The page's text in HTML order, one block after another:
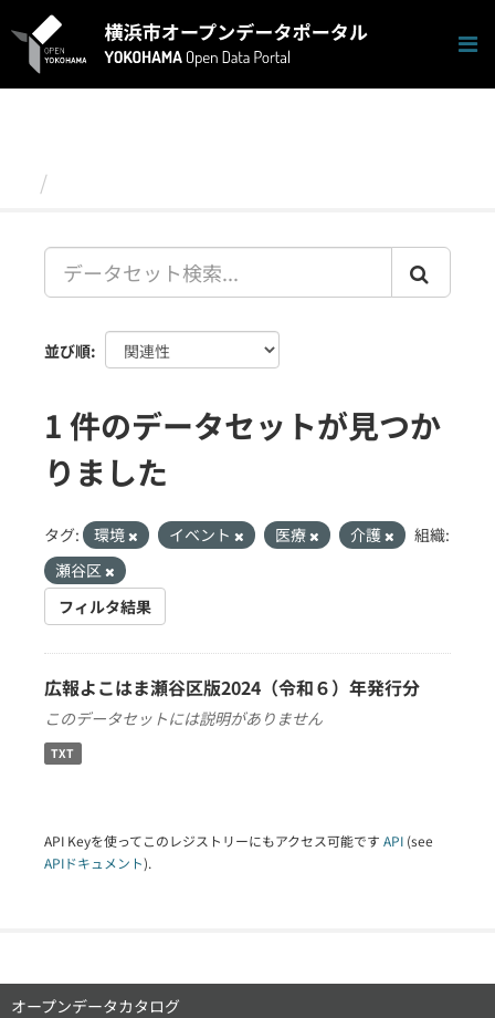
キ
並び順
1 件のデータセットが見つか
りました
タグ: 環境 イベント 医療 介護
組織:
瀬谷区
フィルタ結果
広報よこはま瀬谷区版2024（令和６）年発行分
このデータセットには説明がありません
TXT
API Keyを使ってこのレジストリーにもアクセス可能です API (see
APIドキュメント).
オープンデータカタログ